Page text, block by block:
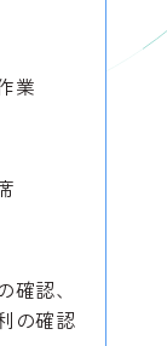
業
認、
の確認